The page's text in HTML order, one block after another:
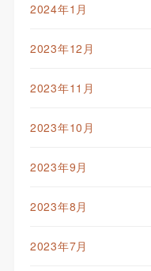
2024年1月
2023年12月
2023年11月
2023年10月
2023年9月
2023年8月
2023年7月